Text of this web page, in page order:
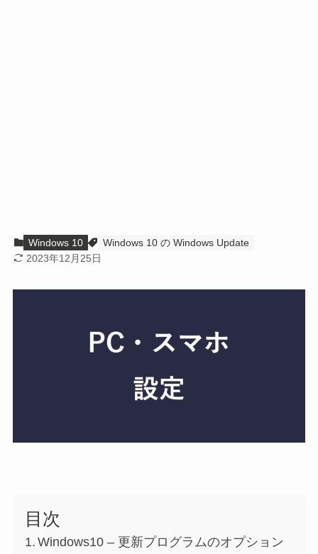
Windows 10
Windows 10 の Windows Update
2023年12月25日
目次
Windows10 – 更新プログラムのオプション